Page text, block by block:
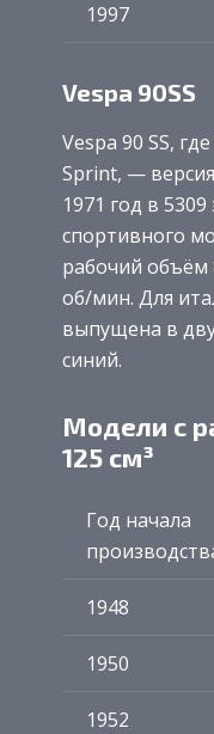
1997
Vespa 90SS
Vespa 90 SS,
Sprint, —
1971 год в
спортивного
рабочий объём
об/мин. Для
выпущена в
синий.
Модели с
125 см³
Год начала
1948
1950
1952